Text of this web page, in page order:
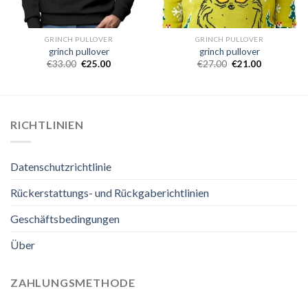
GRINCH PULLOVER
grinch pullover
€33.00 €25.00
GRINCH PULLOVER
grinch pullover
€27.00 €21.00
RICHTLINIEN
Datenschutzrichtlinie
Rückerstattungs- und Rückgaberichtlinien
Geschäftsbedingungen
Über
ZAHLUNGSMETHODE